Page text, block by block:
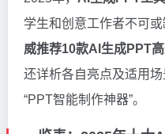
学生和创意工作者不可或
威推荐10款AI生成PPT
还详析各自亮点及适用
“PPT智能制作神器”。